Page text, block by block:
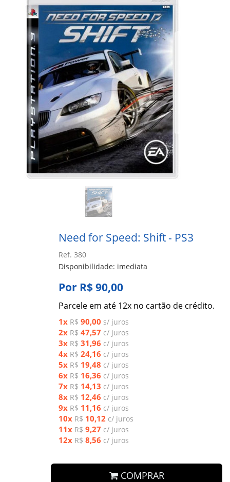
Need for Speed: Shift - PS3
Ref. 380
Disponibilidade: imediata
Por R$ 90,00
Parcele em até 12x no cartão de crédito.
1x R$ 90,00 s/ juros
2x R$ 47,57 c/ juros
3x R$ 31,96 c/ juros
4x R$ 24,16 c/ juros
5x R$ 19,48 c/ juros
6x R$ 16,36 c/ juros
7x R$ 14,13 c/ juros
8x R$ 12,46 c/ juros
9x R$ 11,16 c/ juros
10x R$ 10,12 c/ juros
11x R$ 9,27 c/ juros
12x R$ 8,56 c/ juros
COMPRAR